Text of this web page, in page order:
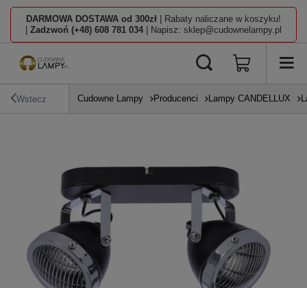
DARMOWA DOSTAWA od 300zł | Rabaty naliczane w koszyku!
Zadzwoń (+48) 608 781 034 | Napisz: sklep@cudownelampy.pl
Wstecz Cudowne Lampy Producenci Lampy CANDELLUX